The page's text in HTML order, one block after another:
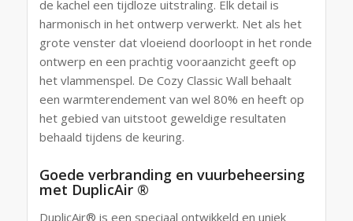
de kachel een tijdloze uitstraling. Elk detail is
harmonisch in het ontwerp verwerkt. Net als het
grote venster dat vloeiend doorloopt in het ronde
ontwerp en een prachtig vooraanzicht geeft op
het vlammenspel. De Cozy Classic Wall behaalt
een warmterendement van wel 80% en heeft op
het gebied van uitstoot geweldige resultaten
behaald tijdens de keuring.
Goede verbranding en vuurbeheersing
met DuplicAir ®
DuplicAir® is een speciaal ontwikkeld en uniek